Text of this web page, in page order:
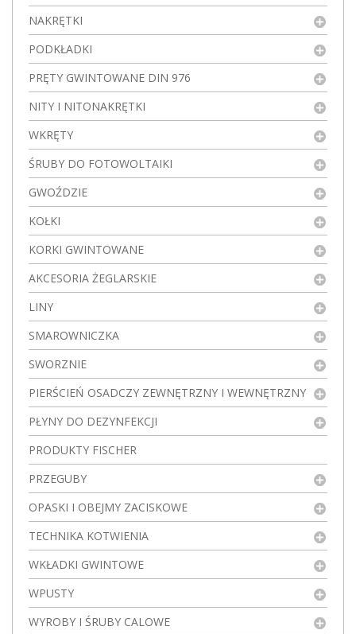
NAKRĘTKI
PODKŁADKI
PRĘTY GWINTOWANE DIN 976
NITY I NITONAKRĘTKI
WKRĘTY
ŚRUBY DO FOTOWOLTAIKI
GWOŹDZIE
KOŁKI
KORKI GWINTOWANE
AKCESORIA ŻEGLARSKIE
LINY
SMAROWNICZKA
SWORZNIE
PIERŚCIEŃ OSADCZY ZEWNĘTRZNY I WEWNĘTRZNY
PŁYNY DO DEZYNFEKCJI
PRODUKTY FISCHER
PRZEGUBY
OPASKI I OBEJMY ZACISKOWE
TECHNIKA KOTWIENIA
WKŁADKI GWINTOWE
WPUSTY
WYROBY I ŚRUBY CALOWE